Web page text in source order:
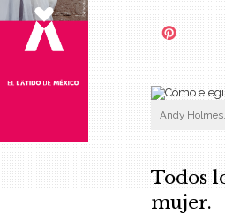
Andy
Todos
mujer.